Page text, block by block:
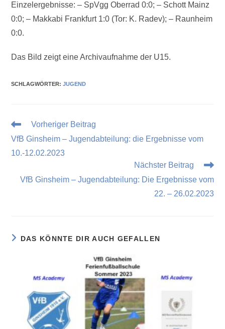
Einzelergebnisse: – SpVgg Oberrad 0:0; – Schott Mainz
0:0; – Makkabi Frankfurt 1:0 (Tor: K. Radev); – Raunheim
0:0.
Das Bild zeigt eine Archivaufnahme der U15.
SCHLAGWÖRTER:JUGEND
Vorheriger Beitrag
VfB Ginsheim – Jugendabteilung: die Ergebnisse vom
10.-12.02.2023
Nächster Beitrag
VfB Ginsheim – Jugendabteilung: Die Ergebnisse vom
22. – 26.02.2023
DAS KÖNNTE DIR AUCH GEFALLEN